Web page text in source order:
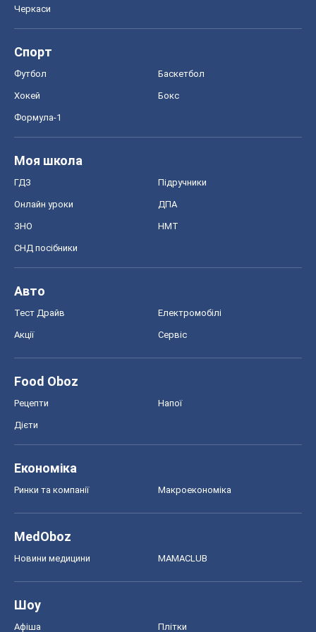
Черкаси
Спорт
Футбол Баскетбол
Хокей Бокс
Формула-1
Моя школа
ГДЗ Підручники
Онлайн уроки ДПА
ЗНО НМТ
СНД посібники
Авто
Тест Драйв Електромобілі
Акції Сервіс
Food Oboz
Рецепти Напої
Дієти
Економіка
Ринки та компанії Макроекономіка
MedOboz
Новини медицини MAMACLUB
Шоу
Афіша Плітки